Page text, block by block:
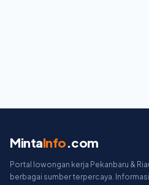
MintaInfo.com
Portal lowongan kerja Pekanbaru &
berbagai sumber terpercaya.